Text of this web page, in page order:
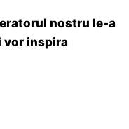
nostru le-a
vor inspira